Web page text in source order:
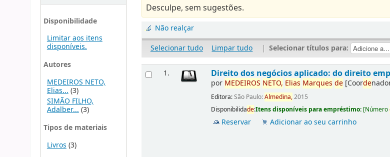
Disponibilidade
Limitar aos itens
disponíveis.
Autores
MEDEIROS NETO,
Elias... (3)
SIMÃO FILHO,
Adalber...(3)
Tipos de materiais
Livros (3)
Desculpe, sem sugestões.
Não realçar
Selecionar tudo
Limpar tudo | Selecionar títulos para:
1. Direito dos negócios aplicado: do direito
por MEDEIROS NETO, Elias Marques de [Coorde
Editora:São Paulo:Almedina,2015
Disponibilidade:Itens disponíveis para empréstimo: [Número
Reservar Adicionar ao seu carrinho